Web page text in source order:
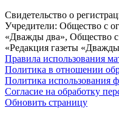
Свидетельство о
Учредители: Общество с
«Дважды два», Общество с
«Редакция газеты
Правила использования
Политика в отношении
Политика использования
Согласие на обработку
Обновить страницу